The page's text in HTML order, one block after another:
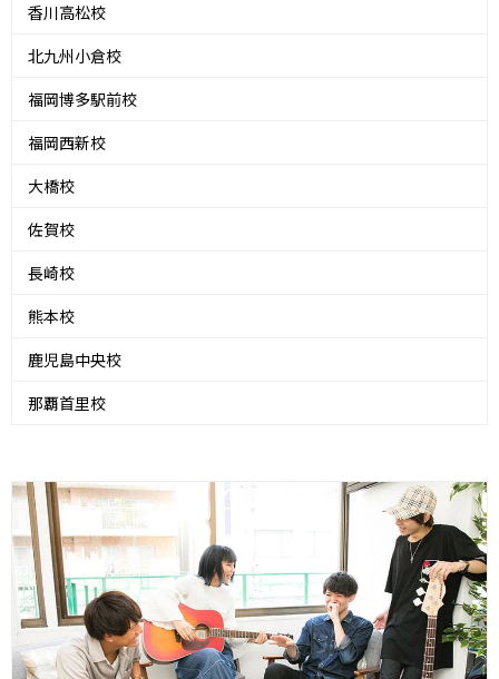
香川高松校
北九州小倉校
福岡博多駅前校
福岡西新校
大橋校
佐賀校
長崎校
熊本校
鹿児島中央校
那覇首里校